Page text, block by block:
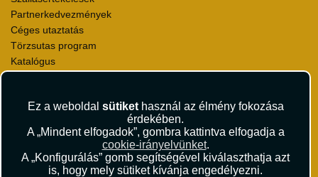
Ez a weboldal sütikethasznál az élmény fokozása
érdekében.
A „Mindent elfogadok”, gombra kattintva elfogadja a
cookie-irányelvünket.
A „Konfigurálás” gomb segítségével kiválaszthatja azt
is, hogy mely sütiket kívánja engedélyezni.
Partnerkedvezmények
Céges utaztatás
Törzsutas program
Katalógus
Kapcsolat
Sajtószoba
Viszonteladás